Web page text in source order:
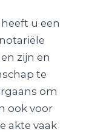
u een
zijn en
te
om
ook voor
akte vaak